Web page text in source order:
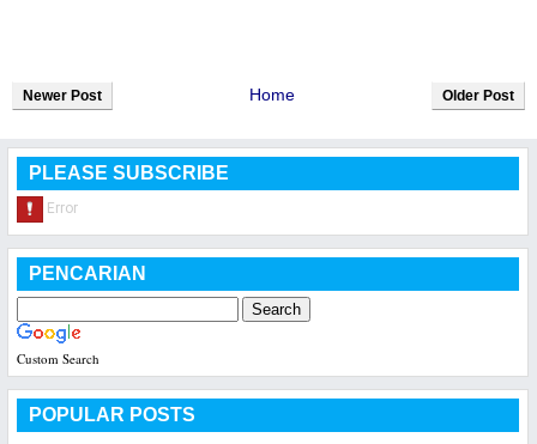
Newer Post Older Post
Home
PLEASE SUBSCRIBE
PENCARIAN
Custom Search
POPULAR POSTS